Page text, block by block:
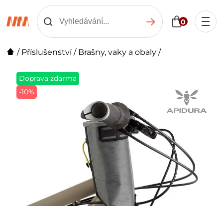
0
/ Příslušenství/ Brašny, vaky a obaly /
Doprava zdarma
-10%